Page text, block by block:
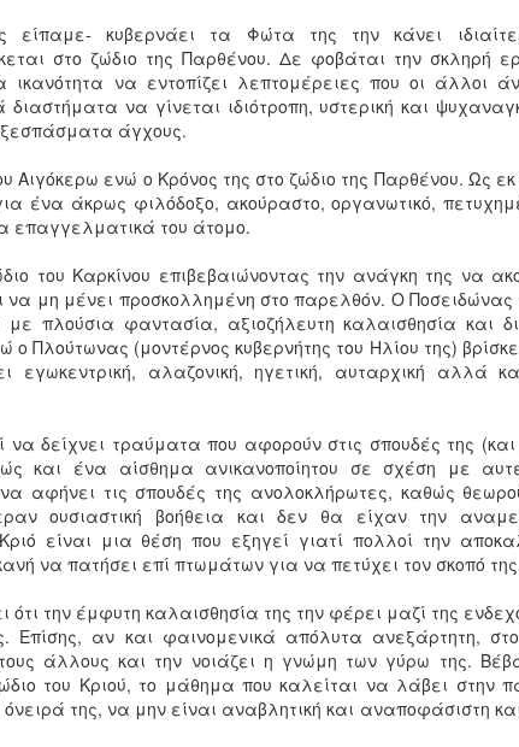
κυβερνάει τα Φώτα της την κάνει
στο ζώδιο της Παρθένου. Δε φοβάται την σκληρή
ικανότητα να εντοπίζει λεπτομέρειες που οι άλλοι
να γίνεται ιδιότροπη, υστερική και
ξεσπάσματα άγχους.
Αιγόκερω ενώ ο Κρόνος της στο ζώδιο της Παρθένου. Ως εκ
ένα άκρως φιλόδοξο, ακούραστο, οργανωτικό,
επαγγελματικά του άτομο.
του Καρκίνου επιβεβαιώνοντας την ανάγκη της να
να μη μένει προσκολλημένη στο παρελθόν. Ο Ποσειδώνας
με πλούσια φαντασία, αξιοζήλευτη καλαισθησία και
Πλούτωνας (μοντέρνος κυβερνήτης του Ηλίου της)
εγωκεντρική, αλαζονική, ηγετική, αυταρχική αλλά
να δείχνει τραύματα που αφορούν στις σπουδές της (και
και ένα αίσθημα ανικανοποίητου σε σχέση με
αφήνει τις σπουδές της ανολοκλήρωτες, καθώς
ουσιαστική βοήθεια και δεν θα είχαν την
είναι μια θέση που εξηγεί γιατί πολλοί την
να πατήσει επί πτωμάτων για να πετύχει τον σκοπό
ότι την έμφυτη καλαισθησία της την φέρει μαζί της
Επίσης, αν και φαινομενικά απόλυτα ανεξάρτητη,
άλλους και την νοιάζει η γνώμη των γύρω της.
του Κριού, το μάθημα που καλείται να λάβει στην
της, να μην είναι αναβλητική και αναποφάσιστη